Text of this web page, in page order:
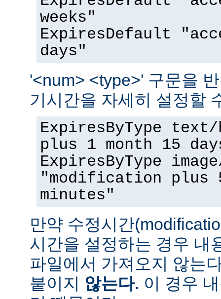
weeks"
ExpiresDefault
days"
'<num> <type>' 구문을
기시간을 자세히 설정할
ExpiresByType
plus 1 month 15
ExpiresByType
"modification plus
minutes"
만약 수정시간
시간을 설정하는 경우 내
파일에서 가져오지 않는
붙이지 않는다. 이 경우